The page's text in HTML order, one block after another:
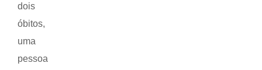
dois
óbitos,
uma
pessoa